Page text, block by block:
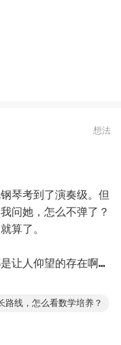
误比较严重，他说
前面操之过急了。两
脑子里想的，完全是
天回学校估分时，都
能说啥呢，啥也别说
刻想到解法是端点
才想到咋做，还有啥
来说，人家该高分
就很考验运气和发挥
度，一个就是改卷的
了他，还有三个平时
，但也比他好很多很
小宋了。
我，还停留在原地，
才是我的主要任务。
觉得是浪费时间。
，然后拿起羊毛掸子
，包了豆沙，孩子们
完了。还有豆沙，索
。
想法
琴考到了演奏级。但
问她，怎么不弹了？
算了。
让人仰望的存在啊，
有可能他内心会有更
路线，怎么看数学培养？